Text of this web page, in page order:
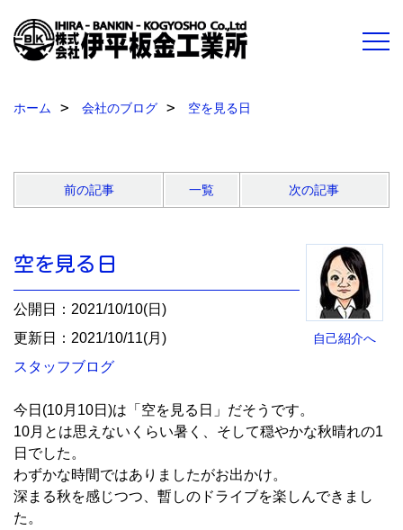
ホーム 会社のブログ 空を見る日
前の記事 一覧 次の記事
自己紹介へ
空を見る日
公開日：2021/10/10(日)
更新日：2021/10/11(月)
スタッフブログ
今日(10月10日)は「空を見る日」だそうです。
10月とは思えないくらい暑く、そして穏やかな秋晴れの1
日でした。
わずかな時間ではありましたがお出かけ。
深まる秋を感じつつ、暫しのドライブを楽しんできまし
た。